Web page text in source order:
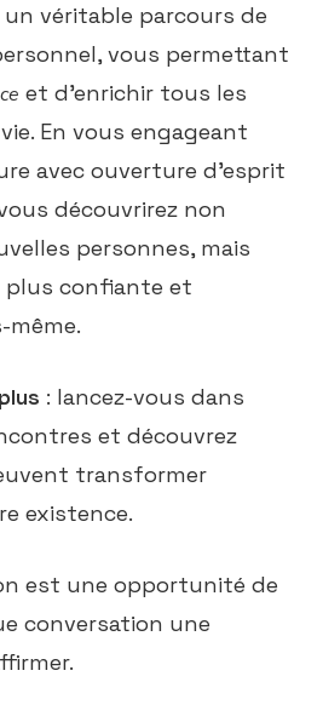
véritable parcours de
vous permettant
et d’enrichir tous les
En vous engageant
avec ouverture d’esprit
découvrirez non
personnes, mais
plus confiante et
même.
: lancez-vous dans
et découvrez
transformer
existence.
est une opportunité de
conversation une